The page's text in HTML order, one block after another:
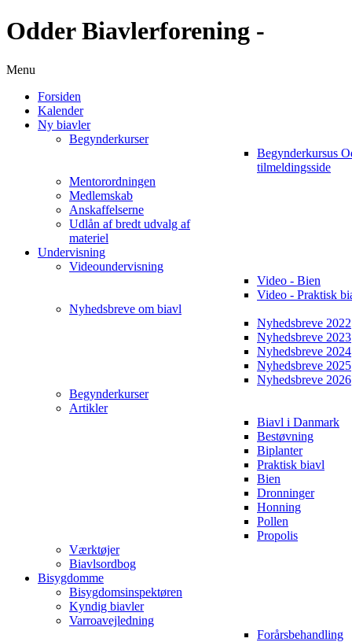
Odder Biavlerforening -
Menu
Forsiden
Kalender
Ny biavler
Begynderkurser
Begynderkursus
tilmeldingsside
Mentorordningen
Medlemskab
Anskaffelserne
Udlån af bredt udvalg af
materiel
Undervisning
Videoundervisning
Video - Bien
Video - Praktisk
Nyhedsbreve om biavl
Nyhedsbreve 2022
Nyhedsbreve 2023
Nyhedsbreve 2024
Nyhedsbreve 2025
Nyhedsbreve 2026
Begynderkurser
Artikler
Biavl i Danmark
Bestøvning
Biplanter
Praktisk biavl
Bien
Dronninger
Honning
Pollen
Propolis
Værktøjer
Biavlsordbog
Bisygdomme
Bisygdomsinspektøren
Kyndig biavler
Varroavejledning
Forårsbehandling